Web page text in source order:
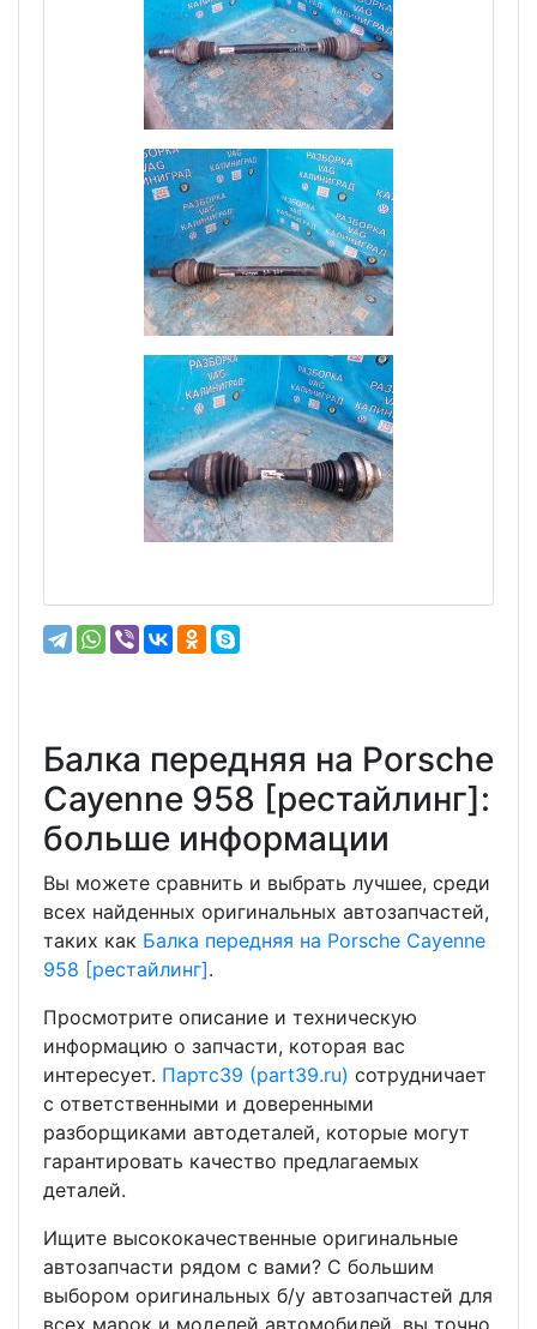
Балка передняя на Porsche
Cayenne 958 [рестайлинг]:
больше информации
Вы можете сравнить и выбрать лучшее, среди
всех найденных оригинальных автозапчастей,
таких как Балка передняя на Porsche Cayenne
958 [рестайлинг].
Просмотрите описание и техническую
информацию о запчасти, которая вас
интересует. Партс39 (part39.ru) сотрудничает
с ответственными и доверенными
разборщиками автодеталей, которые могут
гарантировать качество предлагаемых
деталей.
Ищите высококачественные оригинальные
автозапчасти рядом с вами? С большим
выбором оригинальных б/у автозапчастей для
всех марок и моделей автомобилей, вы точно